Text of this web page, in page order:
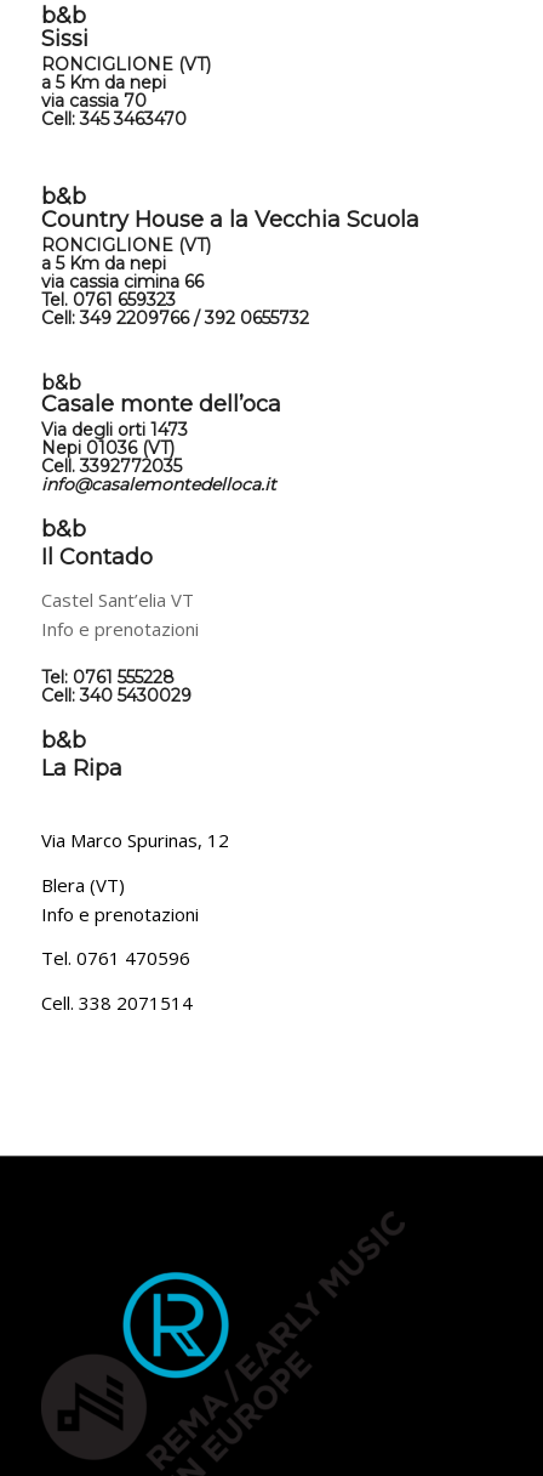
b&b
Sissi
RONCIGLIONE (VT)
a 5 Km da nepi
via cassia 70
Cell: 345 3463470
b&b
Country House a la Vecchia Scuola
RONCIGLIONE (VT) ​​
a 5 Km da nepi
via cassia cimina 66
Tel. 0761 659323
Cell: 349 2209766 / 392 0655732
b&b
Casale monte dell’oca
Via degli orti 1473
Nepi 01036 (VT)
Cell. 3392772035
info@casalemontedelloca.it
b&b
Il Contado
Castel Sant’elia VT
Info e prenotazioni
Tel: 0761 555228
Cell: 340 5430029
b&b
La Ripa
Via Marco Spurinas, 12
Blera (VT)
Info e prenotazioni
Tel. 0761 470596
Cell. 338 2071514